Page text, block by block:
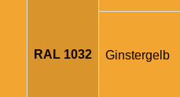
RAL 1032 Ginstergelb